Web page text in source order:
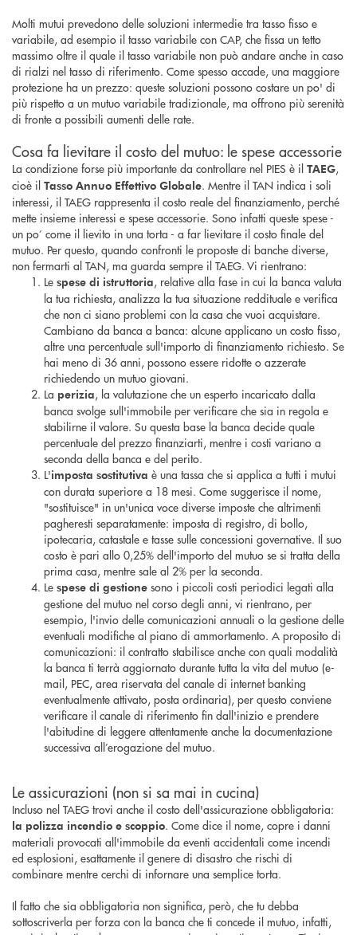
Molti mutui prevedono delle soluzioni intermedie tra tasso fisso e
variabile, ad esempio il tasso variabile con CAP, che fissa un tetto
massimo oltre il quale il tasso variabile non può andare anche in caso
di rialzi nel tasso di riferimento. Come spesso accade, una maggiore
protezione ha un prezzo: queste soluzioni possono costare un po' di
più rispetto a un mutuo variabile tradizionale, ma offrono più serenità
di fronte a possibili aumenti delle rate.
Cosa fa lievitare il costo del mutuo: le spese accessorie
La condizione forse più importante da controllare nel PIES è il TAEG,
cioè il Tasso Annuo Effettivo Globale. Mentre il TAN indica i soli
interessi, il TAEG rappresenta il costo reale del finanziamento, perché
mette insieme interessi e spese accessorie. Sono infatti queste spese -
un po’ come il lievito in una torta - a far lievitare il costo finale del
mutuo. Per questo, quando confronti le proposte di banche diverse,
non fermarti al TAN, ma guarda sempre il TAEG. Vi rientrano:
Le spese di istruttoria, relative alla fase in cui la banca valuta
la tua richiesta, analizza la tua situazione reddituale e verifica
che non ci siano problemi con la casa che vuoi acquistare.
Cambiano da banca a banca: alcune applicano un costo fisso,
altre una percentuale sull'importo di finanziamento richiesto. Se
hai meno di 36 anni, possono essere ridotte o azzerate
richiedendo un mutuo giovani.
La perizia, la valutazione che un esperto incaricato dalla
banca svolge sull'immobile per verificare che sia in regola e
stabilirne il valore. Su questa base la banca decide quale
percentuale del prezzo finanziarti, mentre i costi variano a
seconda della banca e del perito.
L'imposta sostitutiva è una tassa che si applica a tutti i mutui
con durata superiore a 18 mesi. Come suggerisce il nome,
"sostituisce" in un'unica voce diverse imposte che altrimenti
pagheresti separatamente: imposta di registro, di bollo,
ipotecaria, catastale e tasse sulle concessioni governative. Il suo
costo è pari allo 0,25% dell'importo del mutuo se si tratta della
prima casa, mentre sale al 2% per la seconda.
Le spese di gestione sono i piccoli costi periodici legati alla
gestione del mutuo nel corso degli anni, vi rientrano, per
esempio, l'invio delle comunicazioni annuali o la gestione delle
eventuali modifiche al piano di ammortamento. A proposito di
comunicazioni: il contratto stabilisce anche con quali modalità
la banca ti terrà aggiornato durante tutta la vita del mutuo (e-
mail, PEC, area riservata del canale di internet banking
eventualmente attivato, posta ordinaria), per questo conviene
verificare il canale di riferimento fin dall'inizio e prendere
l'abitudine di leggere attentamente anche la documentazione
successiva all’erogazione del mutuo.
Le assicurazioni (non si sa mai in cucina)
Incluso nel TAEG trovi anche il costo dell'assicurazione obbligatoria:
la polizza incendio e scoppio. Come dice il nome, copre i danni
materiali provocati all'immobile da eventi accidentali come incendi
ed esplosioni, esattamente il genere di disastro che rischi di
combinare mentre cerchi di infornare una semplice torta.
Il fatto che sia obbligatoria non significa, però, che tu debba
sottoscriverla per forza con la banca che ti concede il mutuo, infatti,